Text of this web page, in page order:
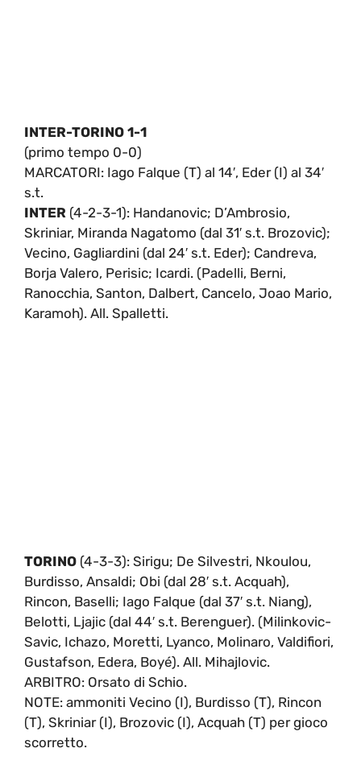
INTER-TORINO 1-1
(primo tempo 0-0)
MARCATORI: Iago Falque (T) al 14′, Eder (I) al 34′
s.t.
INTER (4-2-3-1): Handanovic; D’Ambrosio,
Skriniar, Miranda Nagatomo (dal 31′ s.t. Brozovic);
Vecino, Gagliardini (dal 24′ s.t. Eder); Candreva,
Borja Valero, Perisic; Icardi. (Padelli, Berni,
Ranocchia, Santon, Dalbert, Cancelo, Joao Mario,
Karamoh). All. Spalletti.
TORINO (4-3-3): Sirigu; De Silvestri, Nkoulou,
Burdisso, Ansaldi; Obi (dal 28′ s.t. Acquah),
Rincon, Baselli; Iago Falque (dal 37′ s.t. Niang),
Belotti, Ljajic (dal 44′ s.t. Berenguer). (Milinkovic-
Savic, Ichazo, Moretti, Lyanco, Molinaro, Valdifiori,
Gustafson, Edera, Boyé). All. Mihajlovic.
ARBITRO: Orsato di Schio.
NOTE: ammoniti Vecino (I), Burdisso (T), Rincon
(T), Skriniar (I), Brozovic (I), Acquah (T) per gioco
scorretto.